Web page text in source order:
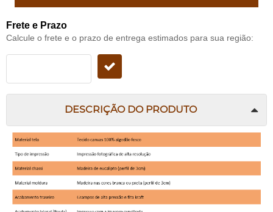
Frete e Prazo
Calcule o frete e o prazo de entrega estimados para sua região:
DESCRIÇÃO DO PRODUTO